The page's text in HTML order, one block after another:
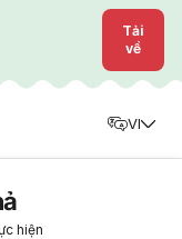
Tải
về
VI
hiện